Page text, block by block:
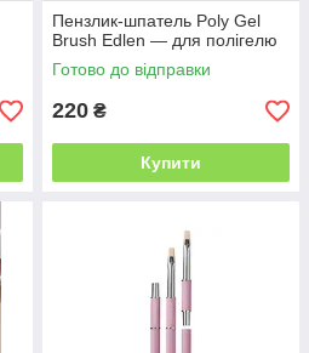
Пензлик-шпатель Poly Gel
Brush Edlen — для полігелю
Готово до відправки
220 ₴
Купити